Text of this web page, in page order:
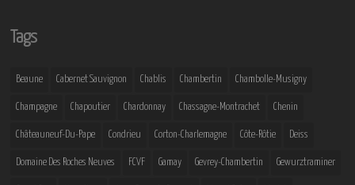
Tags
Beaune Cabernet Sauvignon Chablis Chambertin Chambolle-Musigny
Champagne Chapoutier Chardonnay Chassagne-Montrachet Chenin
Châteauneuf-Du-Pape Condrieu Corton-Charlemagne Côte-Rôtie Deiss
Domaine Des Roches Neuves FCVF Gamay Gevrey-Chambertin Gewurztraminer